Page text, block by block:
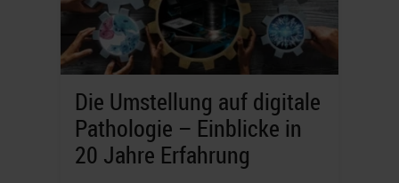
Die Umstellung auf digitale
Pathologie – Einblicke in
20 Jahre Erfahrung